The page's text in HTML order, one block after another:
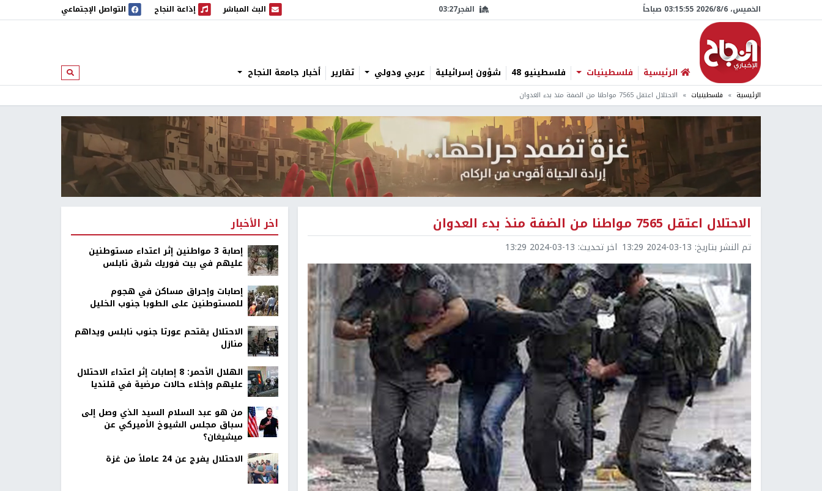
الخميس، 6/‏8/‏2026 03:15:56 صباحاً الفجر03:27 البث المباشر
البث المباشر إذاعة النجاح
إذاعة النجاح التواصل الإجتماعي
الرئيسية فلسطينيات فلسطينيو 48 شؤون إسرائيلية عربي ودولي تقارير أخبار جامعة النجاح ابحث
الرئيسية فلسطينيات الاحتلال اعتقل 7565 مواطنا من الضفة منذ بدء العدوان
الاحتلال اعتقل 7565 مواطنا من الضفة منذ بدء العدوان
تم النشر بتاريخ: 2024-03-13 13:29 اخر تحديث: 2024-03-13 13:29
اخر الأخبار
إصابة 3 مواطنين إثر اعتداء مستوطنين
عليهم في بيت فوريك شرق نابلس
إصابات وإحراق مساكن في هجوم
للمستوطنين على الطوبا جنوب الخليل
الاحتلال يقتحم عورتا جنوب نابلس ويداهم
منازل
الهلال الأحمر: 8 إصابات إثر اعتداء الاحتلال
عليهم وإخلاء حالات مرضية في قلنديا
من هو عبد السلام السيد الذي وصل إلى
سباق مجلس الشيوخ الأميركي عن
ميشيغان؟
الاحتلال يفرج عن 24 عاملاً من غزة